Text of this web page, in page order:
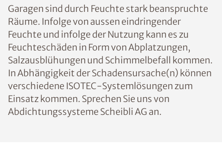
Garagen sind durch Feuchte stark beanspruchte
Räume. Infolge von aussen eindringender
Feuchte und infolge der Nutzung kann es zu
Feuchteschäden in Form von Abplatzungen,
Salzausblühungen und Schimmelbefall kommen.
In Abhängigkeit der Schadensursache(n) können
verschiedene ISOTEC-Systemlösungen zum
Einsatz kommen. Sprechen Sie uns von
Abdichtungssysteme Scheibli AG an.